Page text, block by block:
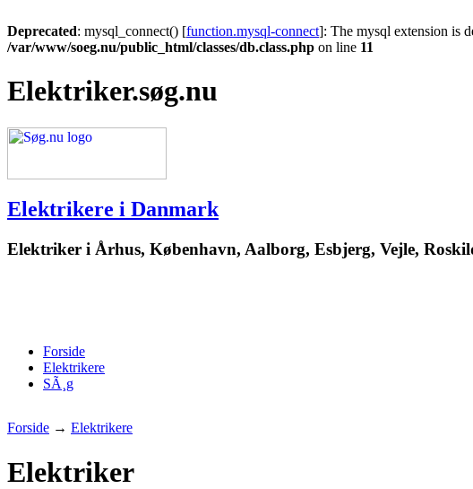
Deprecated: mysql_connect() [function.mysql-connect]: The mysql extension is
/var/www/soeg.nu/public_html/classes/db.class.php on line 11
Elektriker.søg.nu
Elektrikere i Danmark
Elektriker i Århus, København, Aalborg, Esbjerg, Vejle,
Forside
Elektrikere
SÃ¸g
Forside → Elektrikere
Elektriker